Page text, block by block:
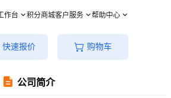
作台 积分商城客户服务 帮助中心
快速报价 购物车
公司简介